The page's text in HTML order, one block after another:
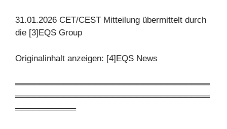
31.01.2026 CET/CEST Mitteilung übermittelt durch
die [3]EQS Group
Originalinhalt anzeigen: [4]EQS News
════════════════════════════════
════════════════════════════════
══════════